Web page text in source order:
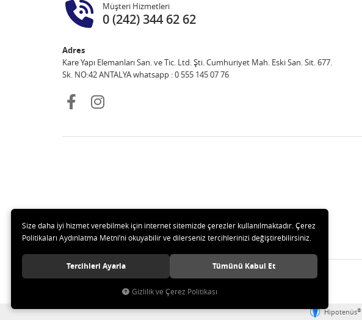
Müşteri Hizmetleri
0 (242) 344 62 62
Adres
Kare Yapı Elemanları San. ve Tic. Ltd. Şti. Cumhuriyet Mah. Eski San. Sit. 677.
Sk. NO:42 ANTALYA whatsapp : 0 555 145 07 76
© 2020 Kare Yapı Elemanları San. Tic. Ltd.Şti. Tüm hakları saklıdır.
Hipotenüs®
Size daha iyi hizmet verebilmek için internet sitemizde çerezler kullanılmaktadır. Çerez
Politikaları Aydınlatma Metni’ni okuyabilir ve dilerseniz tercihlerinizi değiştirebilirsiniz.
Tercihleri Ayarla Tümünü Kabul Et
Gizlilik ve Çerez Politikası